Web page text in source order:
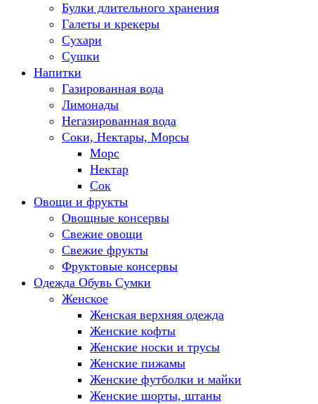
Булки длительного хранения
Галеты и крекеры
Сухари
Сушки
Напитки
Газированная вода
Лимонады
Негазированная вода
Соки, Нектары, Морсы
Морс
Нектар
Сок
Овощи и фрукты
Овощные консервы
Свежие овощи
Свежие фрукты
Фруктовые консервы
Одежда Обувь Сумки
Женское
Женская верхняя одежда
Женские кофты
Женские носки и трусы
Женские пижамы
Женские футболки и майки
Женские шорты, штаны